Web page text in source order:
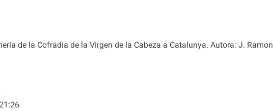
de la Cofradia de la Virgen de la Cabeza a Catalunya. Autora: J. Ramon